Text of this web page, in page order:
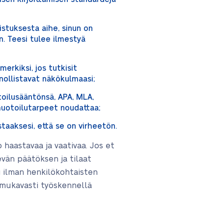
aihe, sinun on
Teesi tulee ilmestyä
jos tutkisit
näkökulmaasi;
APA, MLA,
noudattaa;
että se on virheetön.
ja vaativaa. Jos et
päätöksen ja tilaat
ilman henkilökohtaisten
työskennellä